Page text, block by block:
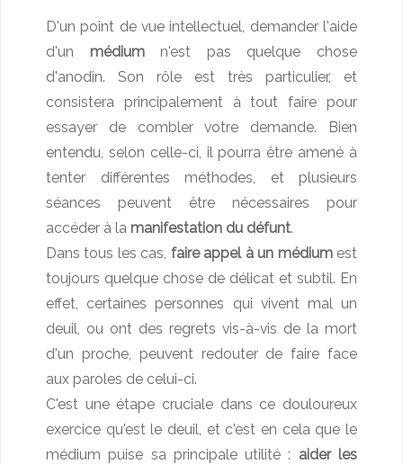
D'un point de vue intellectuel, demander l'aide
d'un médiumn'est pas quelque chose
d'anodin. Son rôle est très particulier, et
consistera principalement à tout faire pour
essayer de combler votre demande. Bien
entendu, selon celle-ci, il pourra être amené à
tenter différentes méthodes, et plusieurs
séances peuvent être nécessaires pour
accéder à la manifestation du défunt.
Dans tous les cas, faire appel à un médiumest
toujours quelque chose de délicat et subtil. En
effet, certaines personnes qui vivent mal un
deuil, ou ont des regrets vis-à-vis de la mort
d'un proche, peuvent redouter de faire face
aux paroles de celui-ci.
C'est une étape cruciale dans ce douloureux
exercice qu'est le deuil, et c'est en cela que le
médium puise sa principale utilité : aider les